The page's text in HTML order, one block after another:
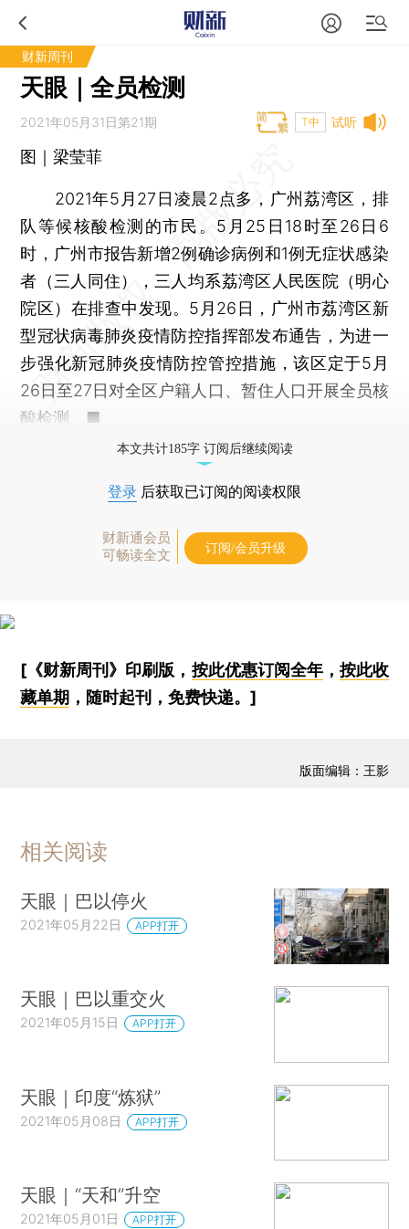
财新周刊
天眼｜全员检测
试听
2021年05月31日第21期 T中
图｜梁莹菲
2021年5月27日凌晨2点多，广州荔湾区，排
队等候核酸检测的市民。5月25日18时至26日6
时，广州市报告新增2例确诊病例和1例无症状感染
者（三人同住），三人均系荔湾区人民医院（明心
院区）在排查中发现。5月26日，广州市荔湾区新
型冠状病毒肺炎疫情防控指挥部发布通告，为进一
步强化新冠肺炎疫情防控管控措施，该区定于5月
26日至27日对全区户籍人口、暂住人口开展全员核
酸检测。■
本文共计185字 订阅后继续阅读
登录 后获取已订阅的阅读权限
财新通会员
可畅读全文
订阅/会员升级
[《财新周刊》印刷版， 按此优惠订阅全年， 按此收
藏单期 ，随时起刊，免费快递。]
版面编辑：王影
相关阅读
天眼｜巴以停火
2021年05月22日 APP打开
天眼｜巴以重交火
2021年05月15日 APP打开
天眼｜印度“炼狱”
2021年05月08日 APP打开
天眼｜“天和”升空
2021年05月01日 APP打开